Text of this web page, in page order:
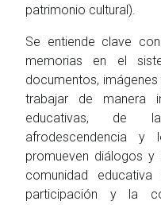
patrimonio cultural).
Se entiende clave
memorias en el
documentos,
trabajar de manera
educativas, de
afrodescendencia y
promueven diálogos
comunidad
participación y la